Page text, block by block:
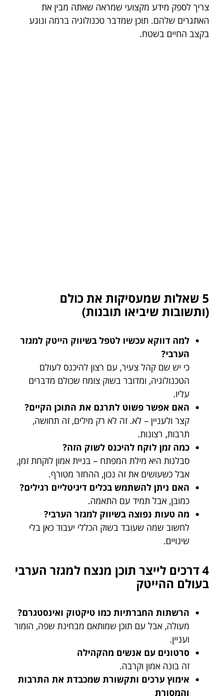
צריך לספק מידע מקצועי שמראה שאתה מבין את
האתגרים שלהם. תוכן שמדבר טכנולוגיה ברמה ונוגע
בקצב החיים בשטח.
5 שאלות שמעסיקות את כולם
(ותשובות שיביאו תובנות)
למה דווקא עכשיו לטפל בשיווק הייטק למגזר
הערבי?
כי יש שם קהל צעיר, עם רצון להיכנס לעולם
הטכנולוגיה, ומדובר בשוק צומח שכולם מדברים
עליו.
האם אפשר פשוט לתרגם את התוכן הקיים?
קצר ולעניין – לא. זה לא רק מילים, זה תחושה,
תרבות, רצונות.
כמה זמן לוקח להיכנס לשוק הזה?
סבלנות היא מילת המפתח – בניית אמון לוקחת זמן,
אבל כשעושים את זה נכון, ההחזר מטורף.
האם ניתן להשתמש בכלים דיגיטליים רגילים?
כמובן, אבל תמיד עם התאמה.
מה טעות נפוצה בשיווק למגזר הערבי?
לחשוב שמה שעובד בשוק הכללי יעבוד כאן בלי
שינויים.
4 דרכים לייצר תוכן מנצח למגזר הערבי
בעולם ההייטק
הרשתות החברתיות כמו טיקטוק ואינסטגרם?
מעולה, אבל עם תוכן שמותאם מבחינת שפה, הומור
ועניין.
סרטונים עם אנשים מהקהילה
זה בונה אמון וקרבה.
אימוץ ערכים ותקשורת שמכבדת את התרבות
והמסורת